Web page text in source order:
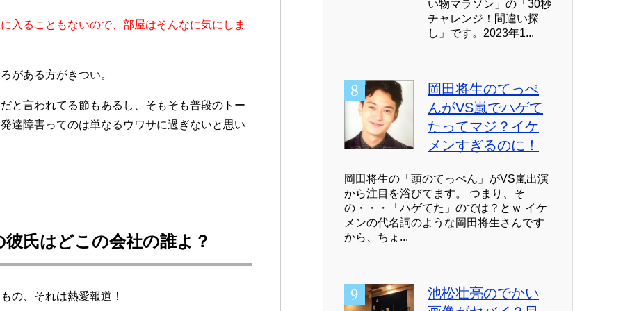
入ることもないので、部屋はそんなに気にしま
がある方がきつい。
と言われてる節もあるし、そもそも普段のトー
達障害ってのは単なるウワサに過ぎないと思い
氏はどこの会社の誰よ？
の、それは熱愛報道！
い物マラソン」の「30秒
チャレンジ！間違い探
し」です。2023年1...
岡田将生のてっぺ
んがVS嵐でハゲて
たってマジ？イケ
メンすぎるのに！
岡田将生の「頭のてっぺん」がVS嵐出演
から注目を浴びてます。 つまり、そ
の・・・「ハゲてた」のでは？とｗ イケ
メンの代名詞のような岡田将生さんです
から、ちょ...
池松壮亮のでかい